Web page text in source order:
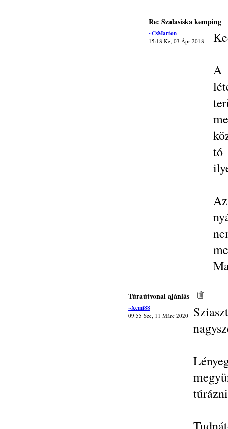
Re: Szalasiska kemping
~CsMarton
15:18 Ke, 03 Ápr 2018
A
tó
Túraútvonal ajánlás
~Xemi88
09:55 Sze, 11 Márc 2020